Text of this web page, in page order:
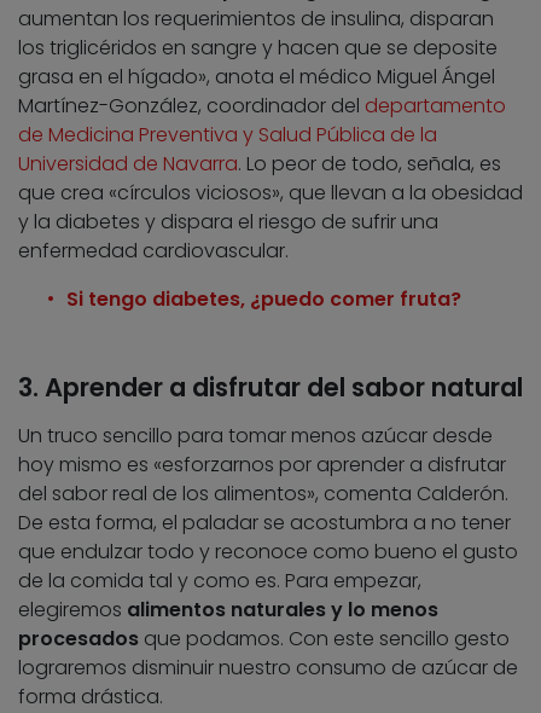
aumentan los requerimientos de insulina, disparan
los triglicéridos en sangre y hacen que se deposite
grasa en el hígado», anota el médico Miguel Ángel
Martínez-González, coordinador del departamento
de Medicina Preventiva y Salud Pública de la
Universidad de Navarra. Lo peor de todo, señala, es
que crea «círculos viciosos», que llevan a la obesidad
y la diabetes y dispara el riesgo de sufrir una
enfermedad cardiovascular.
Si tengo diabetes, ¿puedo comer fruta?
3. Aprender a disfrutar del sabor natural
Un truco sencillo para tomar menos azúcar desde
hoy mismo es «esforzarnos por aprender a disfrutar
del sabor real de los alimentos», comenta Calderón.
De esta forma, el paladar se acostumbra a no tener
que endulzar todo y reconoce como bueno el gusto
de la comida tal y como es. Para empezar,
elegiremos alimentos naturales y lo menos
procesados que podamos. Con este sencillo gesto
lograremos disminuir nuestro consumo de azúcar de
forma drástica.